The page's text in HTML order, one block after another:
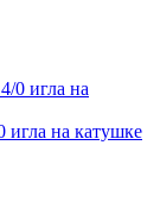
на катушке